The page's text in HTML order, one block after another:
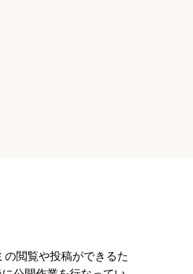
閲覧や投稿ができるた